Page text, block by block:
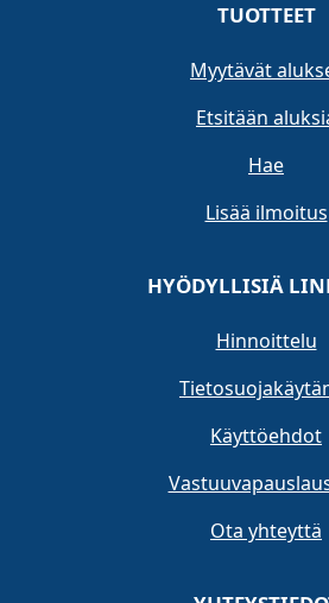
TUOTTEET
Myytävät
Etsitään
Hae
Lisää ilmoitus
HYÖDYLLISIÄ
Hinnoittelu
Käyttöehdot
Ota yhteyttä